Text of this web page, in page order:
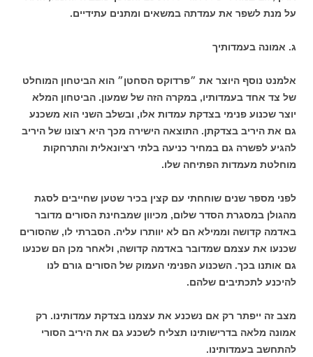
על מנת לשפר את עמדתה במשאים ומתנים עתידיים.
ג. אמונה בעמדותיך
אלמנט נוסף היוצר את ״פרדוקס הסחטן״ הוא הביטחון המוחלט
של צד אחד בעמדותיו, במקרה הזה של שמעון. הביטחון המלא
יוצר שכנוע פנימי בצדקת עמדות אלו, ובשלב השני הוא משכנע
גם את היריב בצדקתן. התוצאה הישירה מכך היא רצונו של היריב
להגיע לפשרה גם במחיר כניעה בלתי רציונאלית והתרחקות
מוחלטת מעמדות הפתיחה שלו.
לפני מספר שנים שוחחתי עם קצין בכיר שטען שחייבים לסגת
מהגולן במסגרת הסדר שלום, מכיוון שמבחינת הסורים מדובר
באדמה קדושה וממילא הם לא יוותרו עליה. הסברתי לו, שהסורים
שכנעו את עצמם שמדובר באדמה קדושה, ולאחר מכן הם שכנעו
גם אותנו בכך. השכנוע הפנימי העמוק של הסורים גורם לנו
להיכנע לתכתיבים שלהם.
מצב זה ייפתר רק אם נשכנע את עצמנו בצדקת עמדותינו. רק
אמונה מלאה בדרישותינו תצליח לשכנע גם את היריב הסורי
להתחשב בעמדותינו.